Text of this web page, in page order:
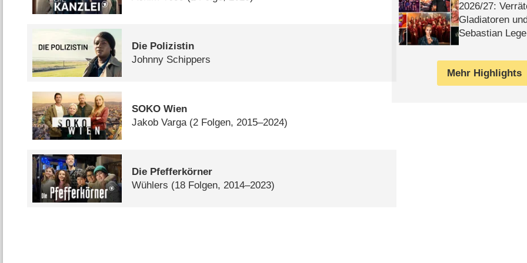
Die Polizistin
Johnny Schippers
SOKO Wien
Jakob Varga (2 Folgen, 2015–2024)
Die Pfefferkörner
Wühlers (18 Folgen, 2014–2023)
2026/​27:
Gladiatoren
Sebastian Lege
Mehr Highlights